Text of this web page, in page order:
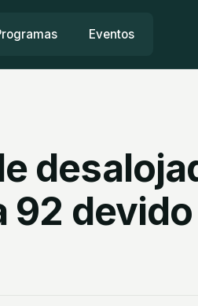
Eventos
92